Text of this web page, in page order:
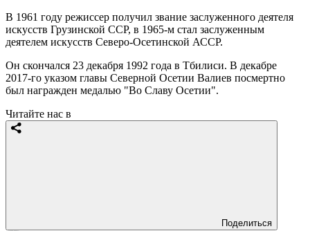
В 1961 году режиссер получил звание заслуженного деятеля
искусств Грузинской ССР, в 1965-м стал заслуженным
деятелем искусств Северо-Осетинской АССР.
Он скончался 23 декабря 1992 года в Тбилиси. В декабре
2017-го указом главы Северной Осетии Валиев посмертно
был награжден медалью "Во Славу Осетии".
Читайте нас в
Поделиться